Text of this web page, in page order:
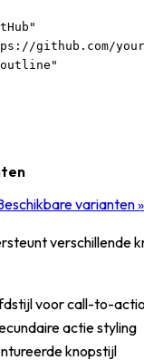
"
github.com/
outline "
varianten »
verschillende
voor call-to-
actie styling
knopstijl